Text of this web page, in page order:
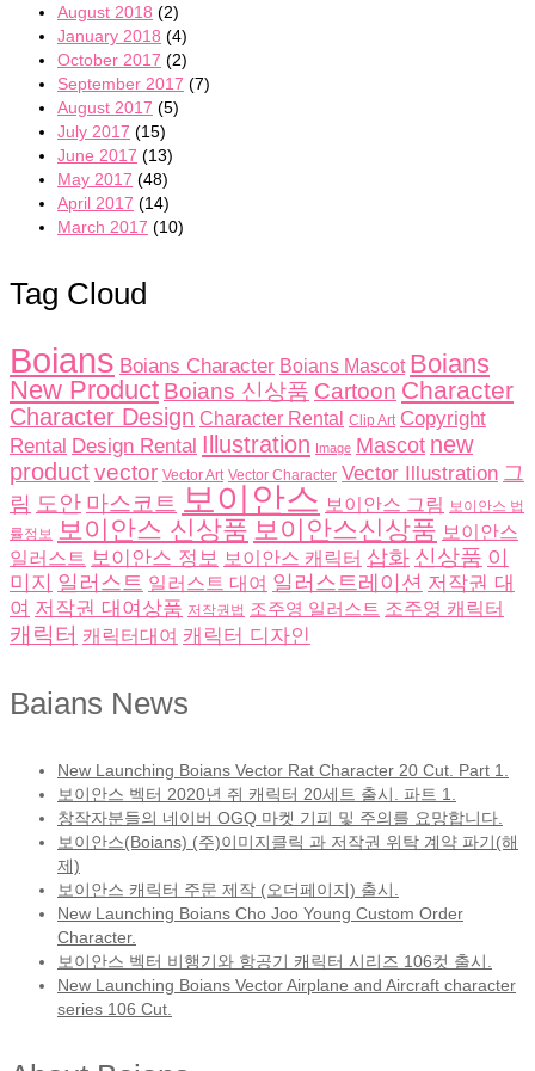
August 2018 (2)
January 2018 (4)
October 2017 (2)
September 2017 (7)
August 2017 (5)
July 2017 (15)
June 2017 (13)
May 2017 (48)
April 2017 (14)
March 2017 (10)
Tag Cloud
Boians Boians Character Boians Mascot Boians
New Product Boians 신상품 Cartoon Character
Character Design Character Rental Clip Art Copyright
Rental Design Rental Illustration Image Mascot new
productvector Vector Art Vector Character Vector Illustration 그
림 도안 마스코트 보이안스 보이안스 그림 보이안스 법
률정보
보이안스 신상품 보이안스신상품 보이안스
일러스트 보이안스 정보 보이안스 캐릭터 삽화 신상품 이
미지 일러스트 일러스트 대여 일러스트레이션 저작권 대
여 저작권 대여상품 저작권법 조주영 일러스트 조주영 캐릭터
캐릭터 캐릭터대여 캐릭터 디자인
Baians News
New Launching Boians Vector Rat Character 20 Cut. Part 1.
보이안스 벡터 2020년 쥐 캐릭터 20세트 출시. 파트 1.
창작자분들의 네이버 OGQ 마켓 기피 및 주의를 요망합니다.
보이안스(Boians) (주)이미지클릭 과 저작권 위탁 계약 파기(해
제)
보이안스 캐릭터 주문 제작 (오더페이지) 출시.
New Launching Boians Cho Joo Young Custom Order
Character.
보이안스 벡터 비행기와 항공기 캐릭터 시리즈 106컷 출시.
New Launching Boians Vector Airplane and Aircraft character
series 106 Cut.